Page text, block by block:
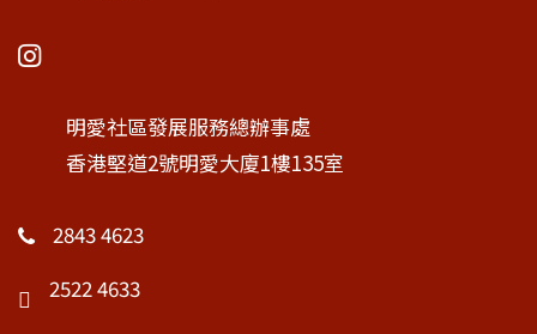
明愛社區發展服務總辦事處
香港堅道2號明愛大廈1樓135室
2843 4623
2522 4633